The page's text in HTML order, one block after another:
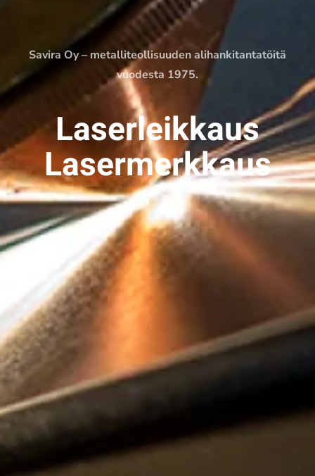
Savira Oy – metalliteollisuuden alihankitantatöitä
vuodesta 1975.
Laserleikkaus
Lasermerkkaus